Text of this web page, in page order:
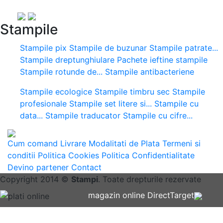
Stampile
Stampile pix Stampile de buzunar Stampile patrate...
Stampile dreptunghiulare Pachete ieftine stampile
Stampile rotunde de... Stampile antibacteriene
Stampile ecologice Stampile timbru sec Stampile
profesionale Stampile set litere si... Stampile cu
data... Stampile traducator Stampile cu cifre...
Cum comand Livrare Modalitati de Plata Termeni si
conditii Politica Cookies Politica Confidentialitate
Devino partener Contact
Copyright 2014 © Stampi. Toate drepturile rezervate
magazin online DirectTarget